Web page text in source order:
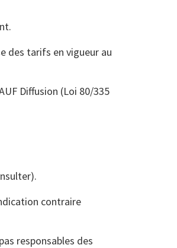
des tarifs en vigueur au
Diffusion (Loi 80/335
contraire
responsables des